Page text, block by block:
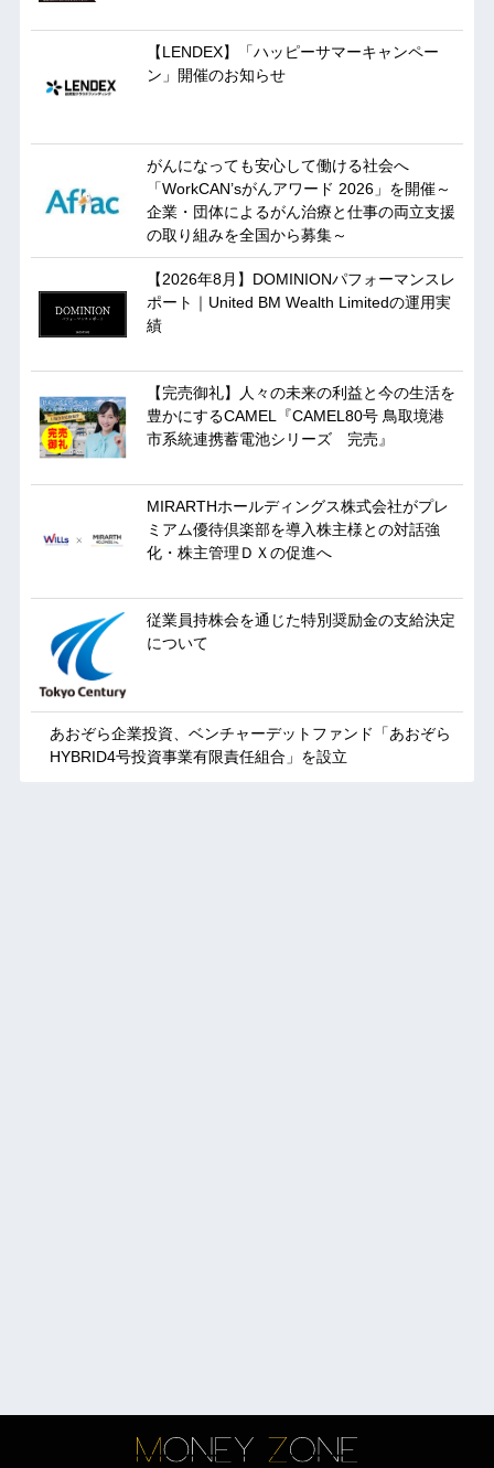
【LENDEX】「ハッピーサマーキャンペー
ン」開催のお知らせ
がんになっても安心して働ける社会へ
「WorkCAN’sがんアワード 2026」を開催～
企業・団体によるがん治療と仕事の両立支援
の取り組みを全国から募集～
【2026年8月】DOMINIONパフォーマンスレ
ポート｜United BM Wealth Limitedの運用実
績
【完売御礼】人々の未来の利益と今の生活を
豊かにするCAMEL『CAMEL80号 鳥取境港
市系統連携蓄電池シリーズ 完売』
MIRARTHホールディングス株式会社がプレ
ミアム優待倶楽部を導入株主様との対話強
化・株主管理ＤＸの促進へ
従業員持株会を通じた特別奨励金の支給決定
について
あおぞら企業投資、ベンチャーデットファンド「あおぞら
HYBRID4号投資事業有限責任組合」を設立